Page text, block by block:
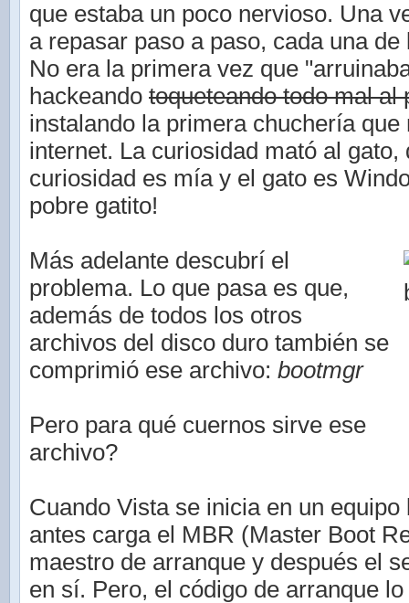
que estaba un poco nervioso. Una
a repasar paso a paso, cada una
No era la primera vez que
hackeando toqueteando todo mal al
instalando la primera chuchería que
internet. La curiosidad mató al gato,
curiosidad es mía y el gato es
pobre gatito!
Más adelante descubrí el
problema. Lo que pasa es que,
además de todos los otros
archivos del disco duro también se
comprimió ese archivo: bootmgr
Pero para qué cuernos sirve ese
archivo?
Cuando Vista se inicia en un
antes carga el MBR (Master Boot
maestro de arranque y después el
en sí. Pero, el código de arranque